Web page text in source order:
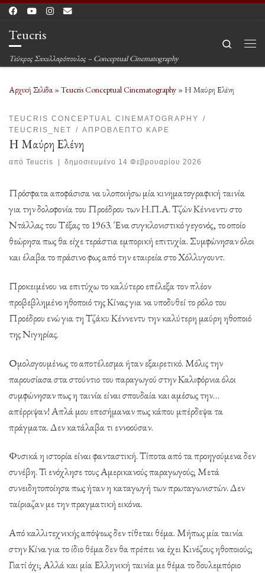
Μετάβαση στο περιεχόμενο
Teucris
Τεύκρος Σακελλαρόπουλος – Conceptual Cinematography
Search
Αρχική Σελίδα»Teucris Conceptual Cinematography »Η Μαύρη Ελένη
TEUCRIS CONCEPTUAL CINEMATOGRAPHY
TEUCRIS_NET
ΑΠΡΌΒΛΕΠΤΟ ΚΑΡΈ
Η Μαύρη Ελένη
από Teucris δημοσιευμένο 14 Φεβρουαρίου 2026
Πρόσφατα αποφάσισα να υλοποιήσω μία κινηματογραφική ταινία
για την δολοφονία του Προέδρου των Η.Π.Α. Τζών Κέννεντυ στο
Ντάλλας του Τέξας το 1963. Ένα συγκλονιστικό γεγονός, το οποίο
θεώρησα πως θα είχε τεράστια εμπορική επιτυχία. Συμφώνησαν όλοι
και έλαβα το πράσινο φως από την εταιρεία στο Χόλλυγουντ.
Προκειμένου να επιτύχω το καλύτερο επέλεξα τον πλέον
προβεβλημένο ηθοποιό της Κίνας για να υποδυθεί το ρόλο του
Προέδρου ενώ για τη Τζάκυ Κέννεντυ την καλύτερη μαύρη ηθοποιό
της Νιγηρίας.
Ομολογουμένως το αποτέλεσμα ήταν εξαιρετικό. Μόλις την
παρουσίασα στα στούντιο του παραγωγού στην Καλιφόρνια όλοι
συμφώνησαν πως η ταινία είναι σπουδαία και αμέσως την…
απέρριψαν! Απλά μου επεσήμαναν πως κάπου μπέρδεψα τα
πράγματα. Δεν κατάλαβα τι εννοούσαν.
Φυσικά η ιστορία είναι φανταστική. Τίποτα από τα προηγούμενα δεν
συνέβη. Τι ενόχλησε τους Αμερικανούς παραγωγούς; Μετά
συνειδητοποίησα πως ήταν η καταγωγή των πρωταγωνιστών. Δεν
ταίριαζαν με την πραγματική εικόνα.
Από καλλιτεχνικής απόψεως δεν τίθεται θέμα. Μήπως μία ταινία
στην Κίνα για το ίδιο θέμα δεν θα πρέπει να έχει Κινέζους ηθοποιούς;
Γιατί όχι; Αλλά και μία Ελληνική ταινία με θέμα το δουλεμπόριο